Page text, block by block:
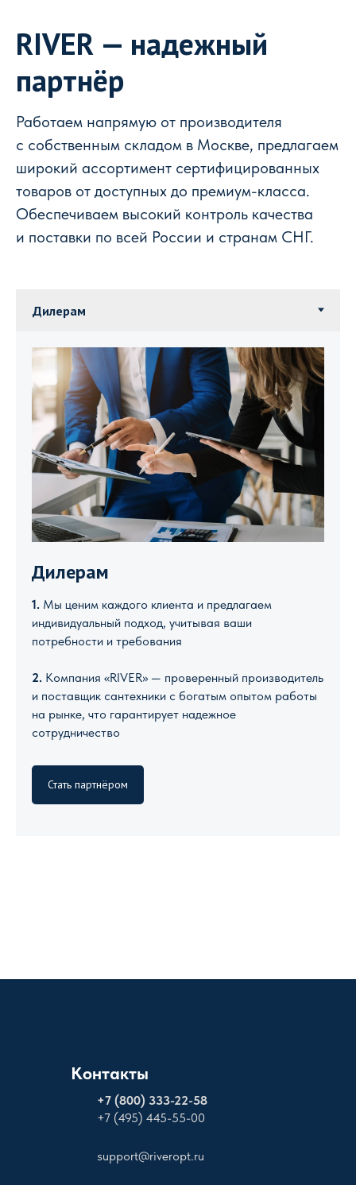
RIVER — надежный
партнёр
Работаем напрямую от производителя
с собственным складом в Москве, предлагаем
широкий ассортимент сертифицированных
товаров от доступных до премиум-класса.
Обеспечиваем высокий контроль качества
и поставки по всей России и странам СНГ.
Дилерам
1. Мы ценим каждого клиента и предлагаем
индивидуальный подход, учитывая ваши
потребности и требования
2. Компания «RIVER» — проверенный производитель
и поставщик сантехники с богатым опытом работы
на рынке, что гарантирует надежное
сотрудничество
Стать партнёром
Контакты
+7 (800) 333-22-58
+7 (495) 445-55-00
support@riveropt.ru